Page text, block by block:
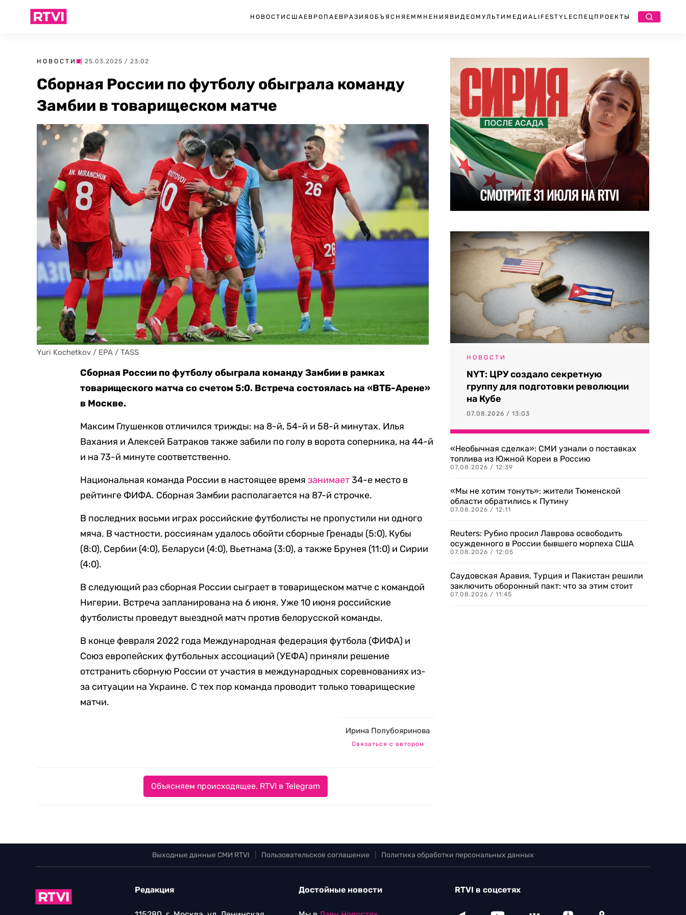
НОВОСТИ США ЕВРОПА ЕВРАЗИЯ ОБЪЯСНЯЕМ МНЕНИЯ ВИДЕО МУЛЬТИМЕДИА LIFESTYLEСПЕЦПРОЕКТЫ
НОВОСТИ | 25.03.2025 / 23:02
Сборная России по футболу обыграла команду
Замбии в товарищеском матче
Yuri Kochetkov / EPA / TASS
Сборная России по футболу обыграла команду Замбии в рамках
товарищеского матча со счетом 5:0. Встреча состоялась на «ВТБ-Арене»
в Москве.
Максим Глушенков отличился трижды: на 8-й, 54-й и 58-й минутах. Илья
Вахания и Алексей Батраков также забили по голу в ворота соперника, на 44-й
и на 73-й минуте соответственно.
Национальная команда России в настоящее времязанимает34-е место в
рейтинге ФИФА. Сборная Замбии располагается на 87-й строчке.
В последних восьми играх российские футболисты не пропустили ни одного
мяча. В частности, россиянам удалось обойти сборные Гренады (5:0), Кубы
(8:0), Сербии (4:0), Беларуси (4:0), Вьетнама (3:0), а также Брунея (11:0) и Сирии
(4:0).
В следующий раз сборная России сыграет в товарищеском матче с командой
Нигерии. Встреча запланирована на 6 июня. Уже 10 июня российские
футболисты проведут выездной матч против белорусской команды.
В конце февраля 2022 года Международная федерация футбола (ФИФА) и
Союз европейских футбольных ассоциаций (УЕФА) приняли решение
отстранить сборную России от участия в международных соревнованиях из-
за ситуации на Украине. С тех пор команда проводит только товарищеские
матчи.
Ирина Полубояринова
Связаться с автором
Объясняем происходящее. RTVI в Telegram
НОВОСТИ
NYT: ЦРУ создало секретную
группу для подготовки революции
на Кубе
07.08.2026 / 13:03
«Необычная сделка»: СМИ узнали о поставках
топлива из Южной Кореи в Россию
07.08.2026 / 12:39
«Мы не хотим тонуть»: жители Тюменской
области обратились к Путину
07.08.2026 / 12:11
Reuters: Рубио просил Лаврова освободить
осужденного в России бывшего морпеха США
07.08.2026 / 12:05
Саудовская Аравия, Турция и Пакистан решили
заключить оборонный пакт: что за этим стоит
07.08.2026 / 11:45
Выходные данные СМИ RTVI Пользовательское соглашение Политика обработки персональных данных
Редакция Достойные новости RTVI в соцсетях